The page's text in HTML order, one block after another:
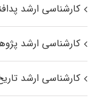
کارشناسی ارشد
کارشناسی ارشد
کارشناسی ارشد